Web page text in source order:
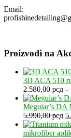
Email:
Proizvodi na
3D ACA 510
2.580,00 рсд –
Meguiar’s
5.990,00рсд
je
mikrofiber